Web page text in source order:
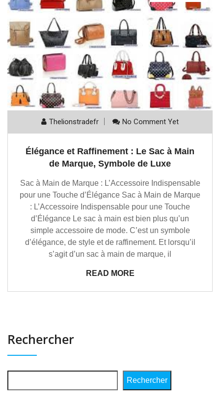
Thelionstradefr No Comment Yet
Élégance et Raffinement : Le Sac à Main
de Marque, Symbole de Luxe
Sac à Main de Marque : L’Accessoire Indispensable
pour une Touche d’Élégance Sac à Main de Marque
: L’Accessoire Indispensable pour une Touche
d’Élégance Le sac à main est bien plus qu’un
simple accessoire de mode. C’est un symbole
d’élégance, de style et de raffinement. Et lorsqu’il
s’agit d’un sac à main de marque, il
READ MORE
Rechercher
Rechercher